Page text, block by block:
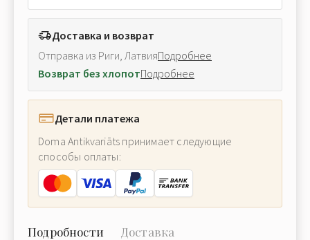
Доставка и возврат
Отправка из Риги, ЛатвияПодробнее
Возврат без хлопотПодробнее
Детали платежа
Doma Antikvariāts принимает следующие
способы оплаты:
Подробности Доставка